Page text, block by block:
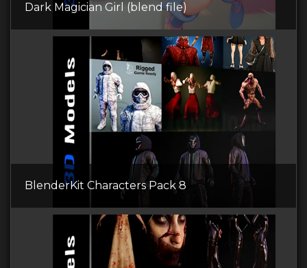
Dark Magician Girl (blend file)
BlenderKit Сharacters Pack 8